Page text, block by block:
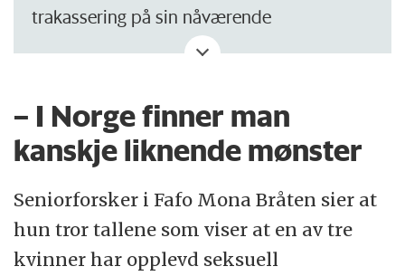
trakassering på sin nåværende
arbeidsplass, var mellom 18 og 24 år gamle,
Deltakerne i studien var kvinner i alderen 18
til 69 år. Alle kvinnene snakket islandsk og
islandsk telefonnummer.
– I Norge finner man
kanskje liknende mønster
Seniorforsker i Fafo Mona Bråten sier at
hun tror tallene som viser at en av tre
kvinner har opplevd seksuell